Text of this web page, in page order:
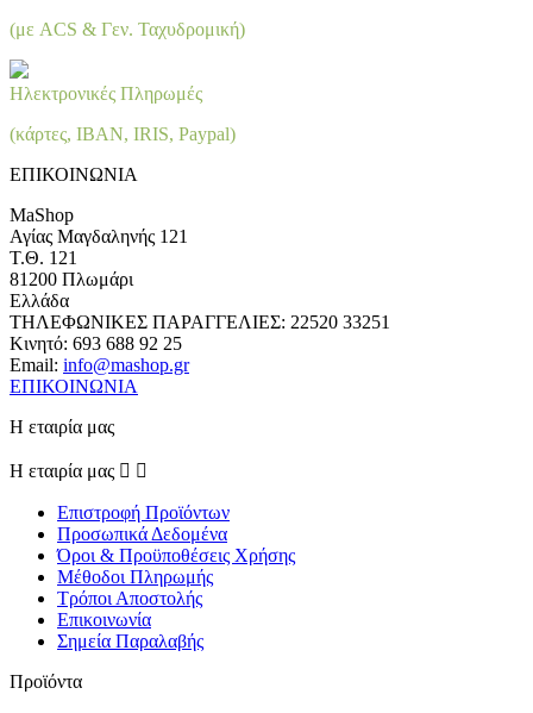
(με ACS & Γεν. Ταχυδρομική)
Ηλεκτρονικές Πληρωμές
(κάρτες, IBAN, IRIS, Paypal)
ΕΠΙΚΟΙΝΩΝΙΑ
MaShop
Αγίας Μαγδαληνής 121
Τ.Θ. 121
81200 Πλωμάρι
Ελλάδα
ΤΗΛΕΦΩΝΙΚΕΣ ΠΑΡΑΓΓΕΛΙΕΣ: 22520 33251
Κινητό: 693 688 92 25
Email: info@mashop.gr
ΕΠΙΚΟΙΝΩΝΙΑ
Η εταιρία μας
Η εταιρία μας  
Επιστροφή Προϊόντων
Προσωπικά Δεδομένα
Όροι & Προϋποθέσεις Χρήσης
Μέθοδοι Πληρωμής
Τρόποι Αποστολής
Επικοινωνία
Σημεία Παραλαβής
Προϊόντα